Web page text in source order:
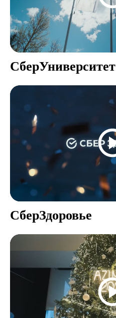
СберУниверситет
СберЗдоровье